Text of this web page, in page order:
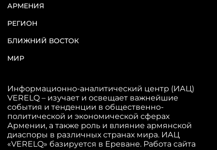
АРМЕНИЯ
РЕГИОН
БЛИЖНИЙ ВОСТОК
МИР
Информационно-аналитический центр (ИАЦ)
VERELQ – изучает и освещает важнейшие
события и тенденции в общественно-
политической и экономической сферах
Армении, а также роль и влияние армянской
диаспоры в различных странах мира. ИАЦ
«VERELQ» базируется в Ереване. Работа сайта